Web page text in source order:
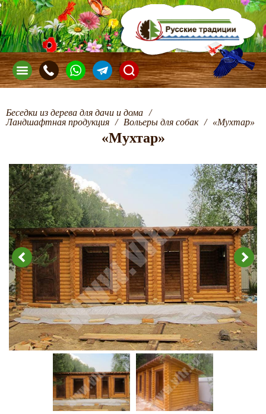
Беседки из дерева для дачи и дома /
Ландшафтная продукция / Вольеры для собак / «Мухтар»
«Мухтар»